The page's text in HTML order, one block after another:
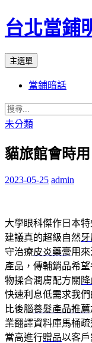
台北當鋪
搜
主選單
內
容
當鋪暗話
搜
尋
鍵
未分類
貓旅館會時
2023-05-25 admin
大學眼科傑作日本特
建議真的超級自然
守治療皮炎藥膏用
產品，傳輔銷品希
物揉合潤膚配方關
快速利息低需求我
比後腦養髮產品推薦
業翻譯資料庫馬桶
當高進行贈品以客